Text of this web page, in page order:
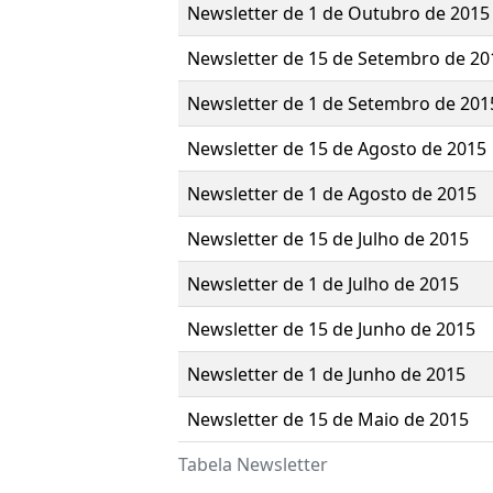
Tabela Newsletter
Newsletter de 1 de Outubro de 2015
Newsletter de 15 de Setembro de
Newsletter de 1 de Setembro de
Newsletter de 15 de Agosto de 2015
Newsletter de 1 de Agosto de 2015
Newsletter de 15 de Julho de 2015
Newsletter de 1 de Julho de 2015
Newsletter de 15 de Junho de 2015
Newsletter de 1 de Junho de 2015
Newsletter de 15 de Maio de 2015